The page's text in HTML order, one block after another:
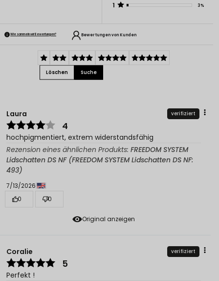
1 3%
Wie sammeln wir Bewertungen? Bewertungen von Kunden
Löschen Suche
Original anzeigen
Laura verifiziert
4
hochpigmentiert, extrem widerstandsfähig
Rezension eines ähnlichen Produkts: FREEDOM SYSTEM
Lidschatten DS NF (FREEDOM SYSTEM Lidschatten DS NF:
493)
7/13/2026
0
0
Coralie verifiziert
5
Perfekt !